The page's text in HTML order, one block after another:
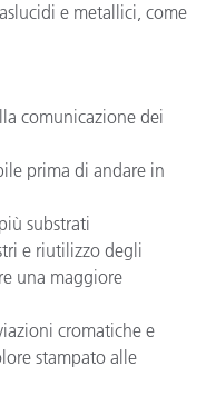
e metallici, come
comunicazione dei
prima di andare in
substrati
e riutilizzo degli
una maggiore
cromatiche e
stampato alle